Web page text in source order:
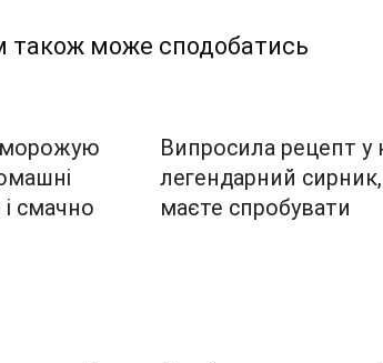
також може сподобатись
смачно
Випросила рецепт у
легендарний
маєте спробувати